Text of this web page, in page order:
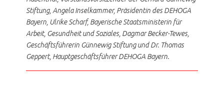
Stiftung, Angela Inselkammer, Präsidentin des DEHOGA
Bayern, Ulrike Scharf, Bayerische Staatsministerin für
Arbeit, Gesundheit und Soziales, Dagmar Becker-Tewes,
Geschäftsführerin Günnewig Stiftung und Dr. Thomas
Geppert, Hauptgeschäftsführer DEHOGA Bayern.